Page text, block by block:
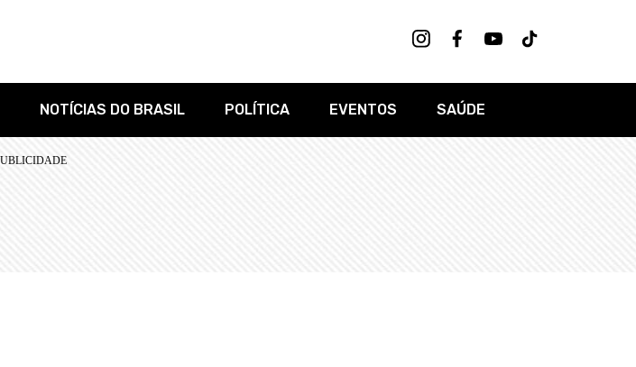
NOTÍCIAS DO BRASIL POLÍTICA EVENTOS SAÚDE